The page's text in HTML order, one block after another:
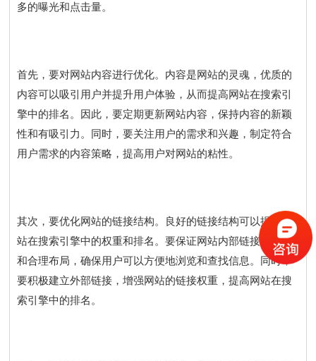
多的曝光和点击量。
首先，要对网站内容进行优化。内容是网站的灵魂，优质的
内容可以吸引用户并提升用户体验，从而提高网站在搜索引
擎中的排名。因此，要定期更新网站内容，保持内容的新颖
性和有吸引力。同时，要关注用户的需求和兴趣，制定符合
用户需求的内容策略，提高用户对网站的粘性。
其次，要优化网站的链接结构。良好的链接结构可以提升网
站在搜索引擎中的权重和排名。要保证网站内部链接的畅通
和合理布局，确保用户可以方便地浏览和查找信息。同时，
要积极建立外部链接，增强网站的链接权重，提高网站在搜
索引擎中的排名。